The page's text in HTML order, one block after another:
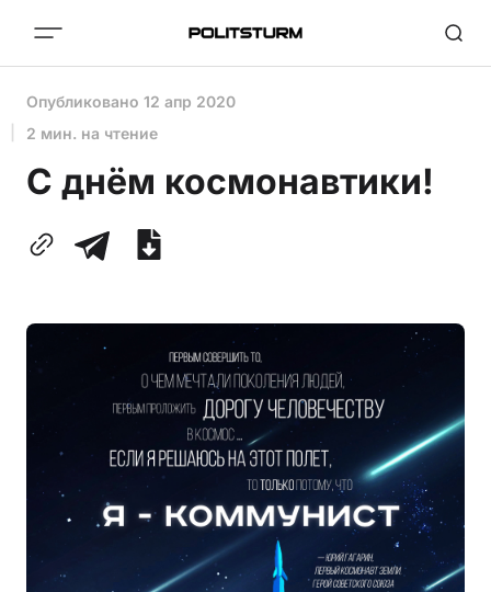
Опубликовано 12 апр 2020
2 мин. на чтение
С днём космонавтики!